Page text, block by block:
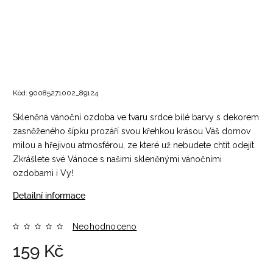
Kód: 90085271002_89124
Skleněná vánoční ozdoba ve tvaru srdce bílé barvy s dekorem
zasněženého šípku prozáří svou křehkou krásou Váš domov
milou a hřejivou atmosférou, ze které už nebudete chtít odejít.
Zkrášlete své Vánoce s našimi skleněnými vánočními
ozdobami i Vy!
Detailní informace
Neohodnoceno
159 Kč